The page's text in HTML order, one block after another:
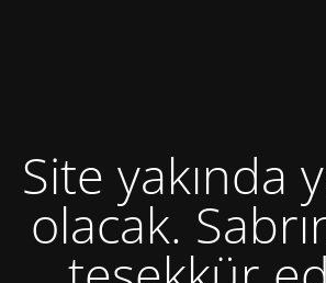
Site yakında
olacak.